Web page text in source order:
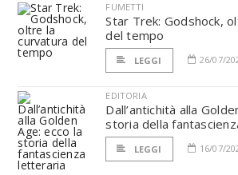
FUMETTI
Star Trek: Godshock,
del tempo
LEGGI 26/07/
EDITORIA
Dall’antichità alla
storia della
LEGGI 16/07/